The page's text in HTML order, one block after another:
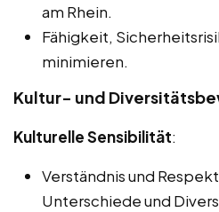
am Rhein.
Fähigkeit,
minimieren.
Kultur- und
Kulturelle Sensibilität:
Verständnis und
Unterschiede und